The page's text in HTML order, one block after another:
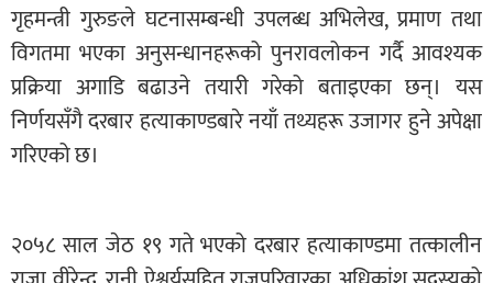
गृहमन्त्री गुरुङले घटनासम्बन्धी उपलब्ध अभिलेख, प्रमाण तथा
विगतमा भएका अनुसन्धानहरूको पुनरावलोकन गर्दै आवश्यक
प्रक्रिया अगाडि बढाउने तयारी गरेको बताइएका छन्। यस
निर्णयसँगै दरबार हत्याकाण्डबारे नयाँ तथ्यहरू उजागर हुने अपेक्षा
गरिएको छ।
२०५८ साल जेठ १९ गते भएको दरबार हत्याकाण्डमा तत्कालीन